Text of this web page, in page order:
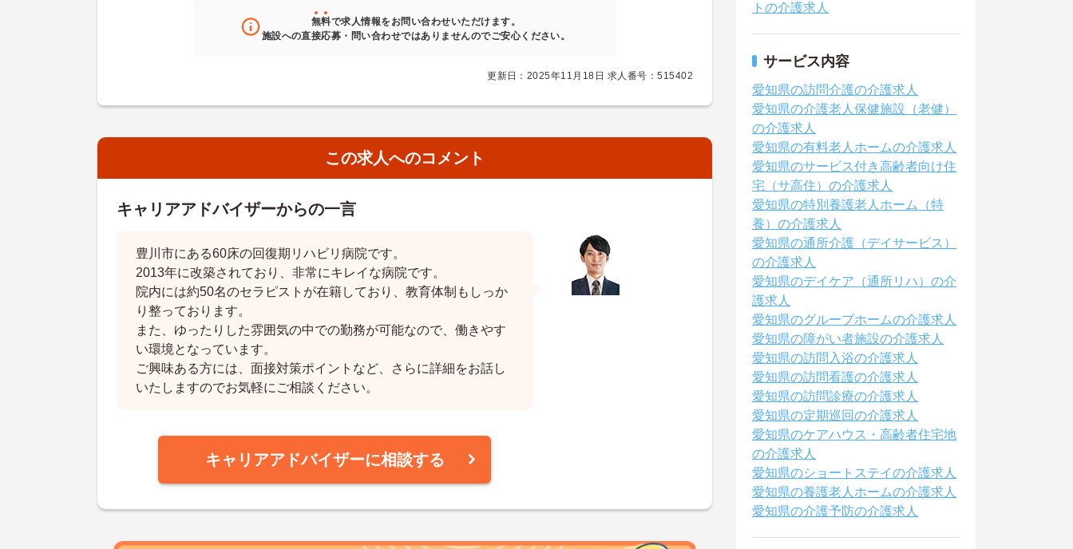
無料で求人情報をお問い合わせいただけます。
施設への直接応募・問い合わせではありませんのでご安心ください。
更新日：2025年11月18日 求人番号：515402
この求人へのコメント
キャリアアドバイザーからの一言
豊川市にある60床の回復期リハビリ病院です。
2013年に改築されており、非常にキレイな病院です。
院内には約50名のセラピストが在籍しており、教育体制もしっか
り整っております。
また、ゆったりした雰囲気の中での勤務が可能なので、働きやす
い環境となっています。
ご興味ある方には、面接対策ポイントなど、さらに詳細をお話し
いたしますのでお気軽にご相談ください。
キャリアアドバイザーに相談する
トの介護求人
サービス内容
愛知県の訪問介護の介護求人
愛知県の介護老人保健施設（老健）
の介護求人
愛知県の有料老人ホームの介護求人
愛知県のサービス付き高齢者向け住
宅（サ高住）の介護求人
愛知県の特別養護老人ホーム（特
養）の介護求人
愛知県の通所介護（デイサービス）
の介護求人
愛知県のデイケア（通所リハ）の介
護求人
愛知県のグループホームの介護求人
愛知県の障がい者施設の介護求人
愛知県の訪問入浴の介護求人
愛知県の訪問看護の介護求人
愛知県の訪問診療の介護求人
愛知県の定期巡回の介護求人
愛知県のケアハウス・高齢者住宅地
の介護求人
愛知県のショートステイの介護求人
愛知県の養護老人ホームの介護求人
愛知県の介護予防の介護求人